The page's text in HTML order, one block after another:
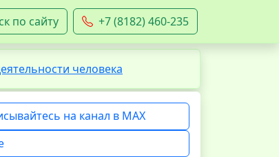
по сайту +7 (8182) 460-235
человека
на канал в MAX